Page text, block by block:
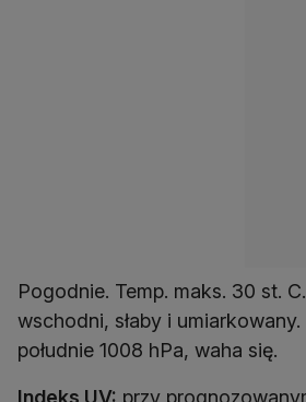
Pogodnie. Temp. maks. 30 st.
wschodni, słaby i
południe 1008 hPa, waha się.
Indeks UV: przy